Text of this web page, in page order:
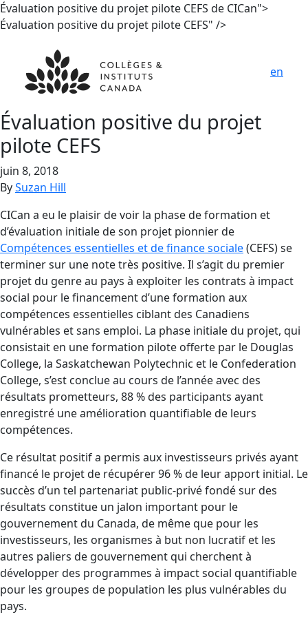
Évaluation positive du projet pilote CEFS de CICan">
Évaluation positive du projet pilote CEFS" />
en
Évaluation positive du projet
pilote CEFS
juin 8, 2018
BySuzan Hill
CICan a eu le plaisir de voir la phase de formation et
d’évaluation initiale de son projet pionnier de
Compétences essentielles et de finance sociale(CEFS) se
terminer sur une note très positive. Il s’agit du premier
projet du genre au pays à exploiter les contrats à impact
social pour le financement d’une formation aux
compétences essentielles ciblant des Canadiens
vulnérables et sans emploi. La phase initiale du projet, qui
consistait en une formation pilote offerte par le Douglas
College, la Saskatchewan Polytechnic et le Confederation
College, s’est conclue au cours de l’année avec des
résultats prometteurs, 88 % des participants ayant
enregistré une amélioration quantifiable de leurs
compétences.
Ce résultat positif a permis aux investisseurs privés ayant
financé le projet de récupérer 96 % de leur apport initial. Le
succès d’un tel partenariat public-privé fondé sur des
résultats constitue un jalon important pour le
gouvernement du Canada, de même que pour les
investisseurs, les organismes à but non lucratif et les
autres paliers de gouvernement qui cherchent à
développer des programmes à impact social quantifiable
pour les groupes de population les plus vulnérables du
pays.